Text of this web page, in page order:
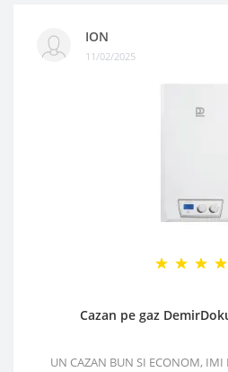
ION
11/02/2025
Cazan pe gaz
UN CAZAN BUN SI ECONOM, IMI